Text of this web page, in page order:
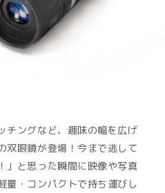
チングなど、趣味の幅を広げ
双眼鏡が登場！今まで逃して
」と思った瞬間に映像や写真
量・コンパクトで持ち運びし